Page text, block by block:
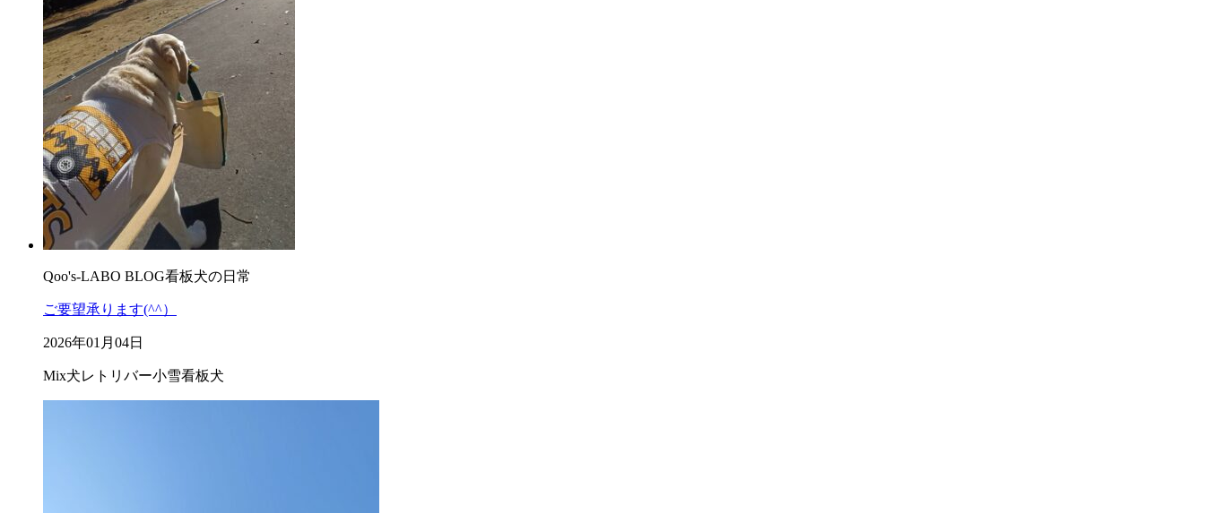
Qoo's-LABO BLOG看板犬の日常
ご要望承ります(^^）
2026年01月04日
Mix犬レトリバー小雪看板犬